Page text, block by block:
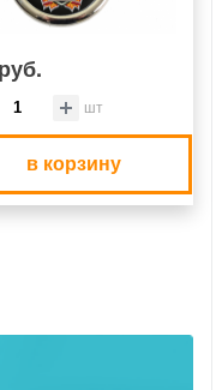
шт
в корзину